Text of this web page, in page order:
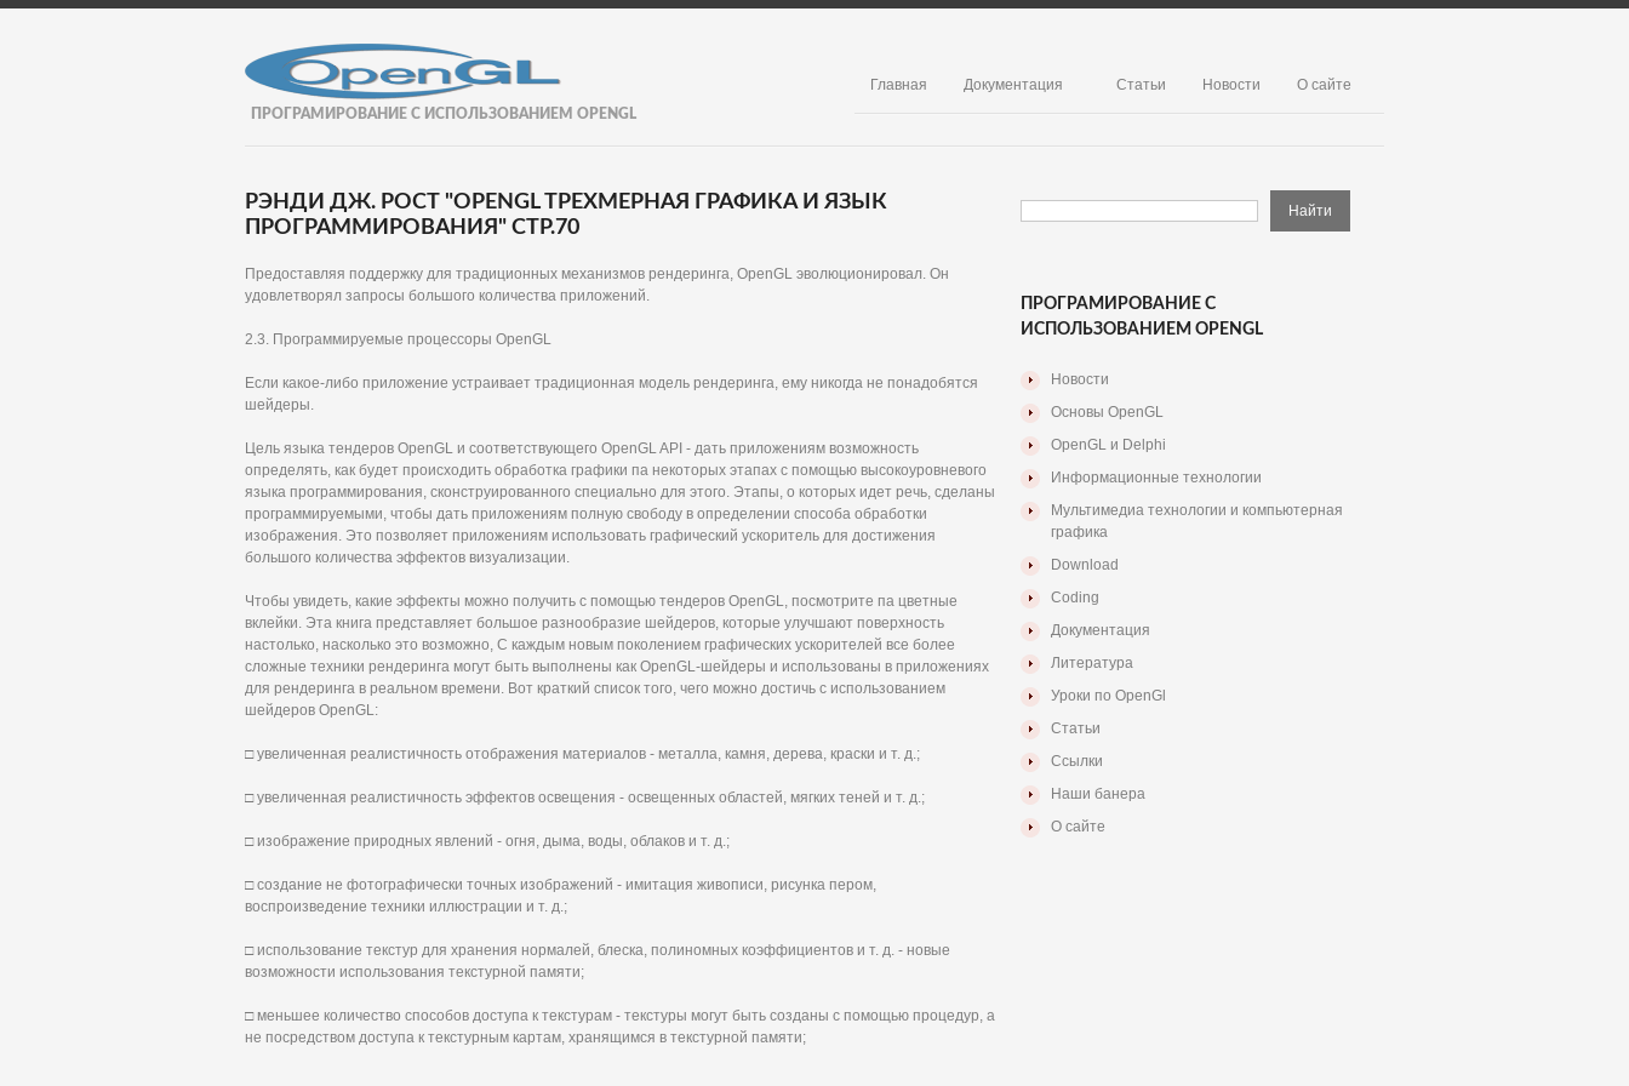
ПРОГРАМИРОВАНИЕ С ИСПОЛЬЗОВАНИЕМ OPENGL
Главная Документация Статьи Новости О сайте
РЭНДИ ДЖ. РОСТ "OPENGL ТРЕХМЕРНАЯ ГРАФИКА И ЯЗЫК
ПРОГРАММИРОВАНИЯ" СТР.70
Предоставляя поддержку для традиционных механизмов рендеринга, OpenGL эволюционировал. Он
удовлетворял запросы большого количества приложений.
2.3. Программируемые процессоры OpenGL
Если какое-либо приложение устраивает традиционная модель рендеринга, ему никогда не понадобятся
шейдеры.
Цель языка тендеров OpenGL и соответствующего OpenGL API - дать приложениям возможность
определять, как будет происходить обработка графики па некоторых этапах с помощью высокоуровневого
языка программирования, сконструированного специально для этого. Этапы, о которых идет речь, сделаны
программируемыми, чтобы дать приложениям полную свободу в определении способа обработки
изображения. Это позволяет приложениям использовать графический ускоритель для достижения
большого количества эффектов визуализации.
Чтобы увидеть, какие эффекты можно получить с помощью тендеров OpenGL, посмотрите па цветные
вклейки. Эта книга представляет большое разнообразие шейдеров, которые улучшают поверхность
настолько, насколько это возможно, С каждым новым поколением графических ускорителей все более
сложные техники рендеринга могут быть выполнены как OpenGL-шейдеры и использованы в приложениях
для рендеринга в реальном времени. Вот краткий список того, чего можно достичь с использованием
шейдеров OpenGL:
□ увеличенная реалистичность отображения материалов - металла, камня, дерева, краски и т. д.;
□ увеличенная реалистичность эффектов освещения - освещенных областей, мягких теней и т. д.;
□ изображение природных явлений - огня, дыма, воды, облаков и т. д.;
□ создание не фотографически точных изображений - имитация живописи, рисунка пером,
воспроизведение техники иллюстрации и т. д.;
□ использование текстур для хранения нормалей, блеска, полиномных коэффициентов и т. д. - новые
возможности использования текстурной памяти;
□ меньшее количество способов доступа к текстурам - текстуры могут быть созданы с помощью процедур, а
не посредством доступа к текстурным картам, хранящимся в текстурной памяти;
ПРОГРАМИРОВАНИЕ С
ИСПОЛЬЗОВАНИЕМ OPENGL
Новости
Основы OpenGL
OpenGL и Delphi
Информационные технологии
Мультимедиа технологии и компьютерная
графика
Download
Coding
Документация
Литература
Уроки по OpenGl
Статьи
Ссылки
Наши банера
О сайте